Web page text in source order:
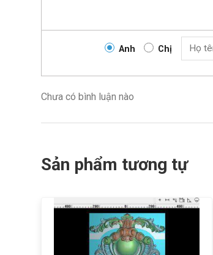
Anh Chị
Chưa có bình luận nào
Sản phẩm tương tự